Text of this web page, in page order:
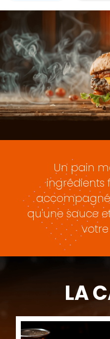
Un pain
ingrédients
qu'une sauce
LA